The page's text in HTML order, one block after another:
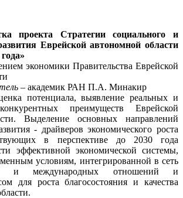
проекта Стратегии социального и
Еврейской автономной области
экономики Правительства Еврейской
– академик РАН П.А. Минакир
потенциала, выявление реальных и
преимуществ Еврейской
Выделение основных направлений
- драйверов экономического роста
в перспективе до 2030 года
эффективной экономической системы,
условиям, интегрированной в сеть
и международных отношений и
для роста благосостояния и качества